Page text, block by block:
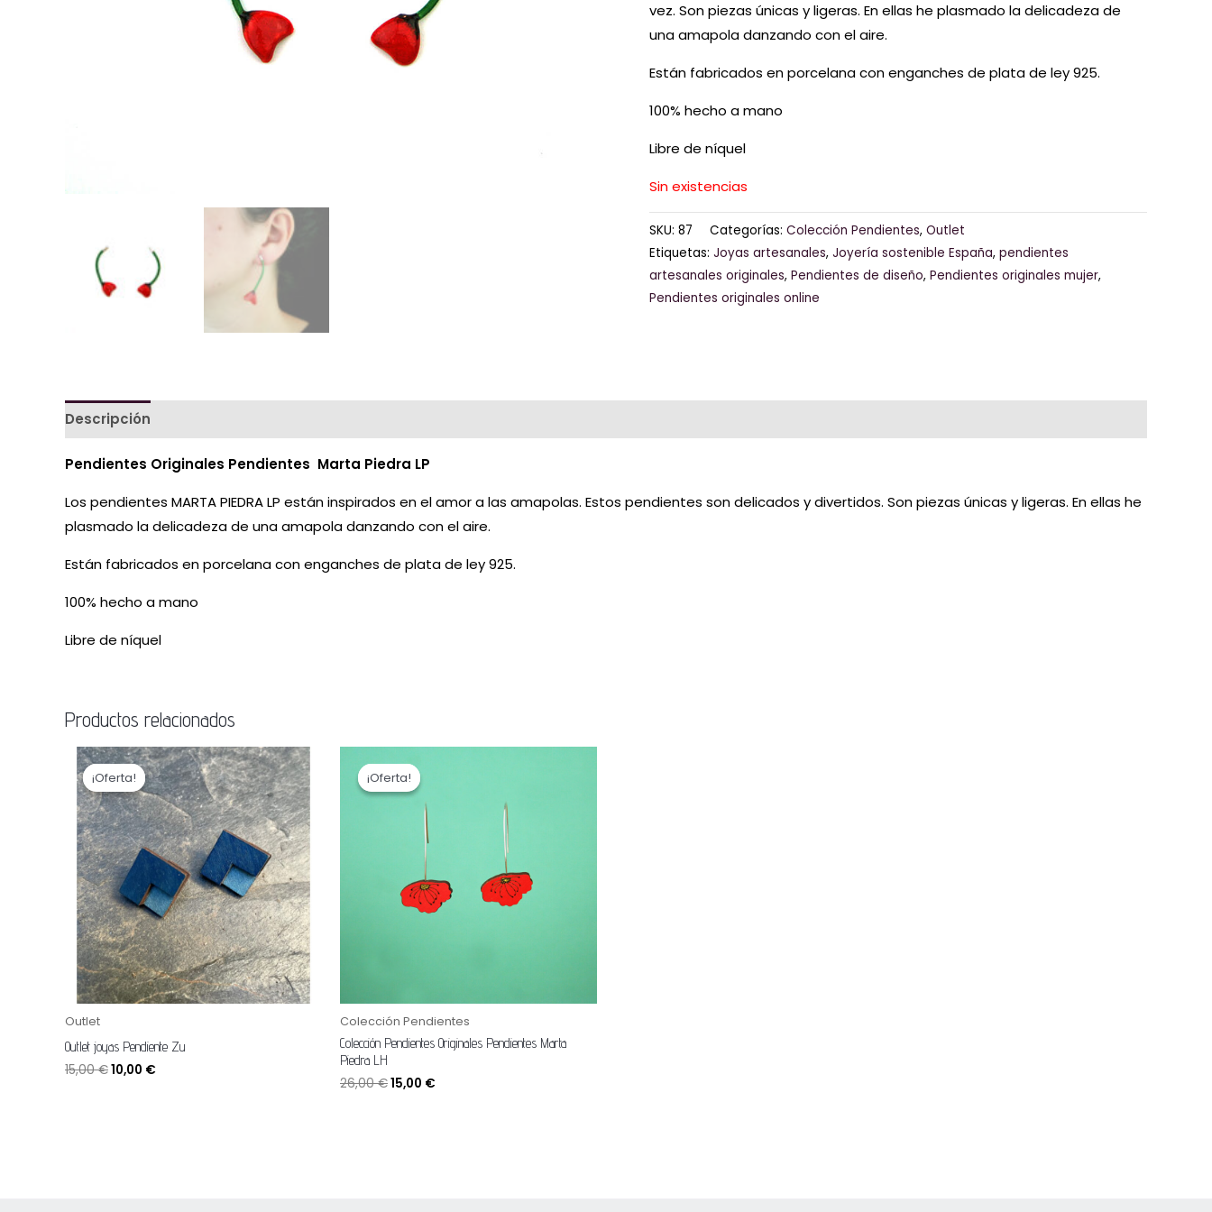
vez. Son piezas únicas y ligeras. En ellas he plasmado la delicadeza de
una amapola danzando con el aire.
Están fabricados en porcelana con enganches de plata de ley 925.
100% hecho a mano
Libre de níquel
Sin existencias
SKU: 87 Categorías: Colección Pendientes, Outlet
Etiquetas: Joyas artesanales, Joyería sostenible España, pendientes
artesanales originales, Pendientes de diseño, Pendientes originales mujer,
Pendientes originales online
Descripción
Pendientes Originales Pendientes Marta Piedra LP
Los pendientes MARTA PIEDRA LP están inspirados en el amor a las amapolas. Estos pendientes son delicados y divertidos. Son piezas únicas y ligeras. En ellas he
plasmado la delicadeza de una amapola danzando con el aire.
Están fabricados en porcelana con enganches de plata de ley 925.
100% hecho a mano
Libre de níquel
Productos relacionados
¡Oferta!
¡Oferta!
Outlet
Outlet joyas Pendiente Zu
15,00€
El
precio
original
era:
15,00 €.
10,00 €
El
precio
actual
es:
10,00 €.
¡Oferta!
¡Oferta!
Colección Pendientes
Colección Pendientes Originales Pendientes Marta
Piedra LH
26,00€
precio
original
era:
26,00 €.
15,00 €